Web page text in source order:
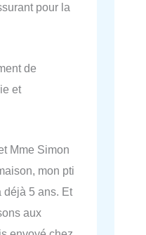
pour la
de
et
Mme Simon
mon pti
déjà 5 ans. Et
aux